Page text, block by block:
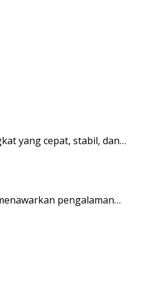
yang cepat, stabil, dan…
pengalaman…